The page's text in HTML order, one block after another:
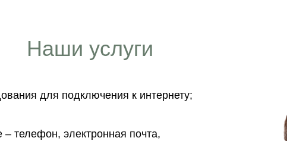
Наши услуги
для подключения к интернету;
телефон, электронная почта,